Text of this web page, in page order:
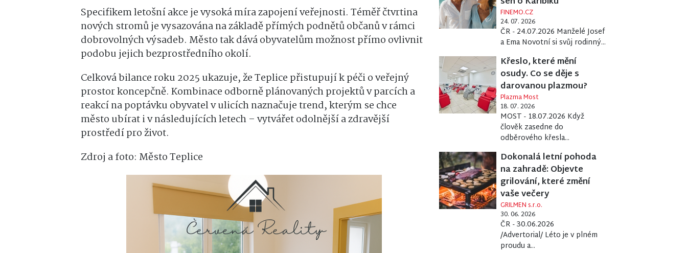
Specifikem letošní akce je vysoká míra zapojení veřejnosti. Téměř čtvrtina
nových stromů je vysazována na základě přímých podnětů občanů v rámci
dobrovolných výsadeb. Město tak dává obyvatelům možnost přímo ovlivnit
podobu jejich bezprostředního okolí.
Celková bilance roku 2025 ukazuje, že Teplice přistupují k péči o veřejný
prostor koncepčně. Kombinace odborně plánovaných projektů v parcích a
reakcí na poptávku obyvatel v ulicích naznačuje trend, kterým se chce
město ubírat i v následujících letech – vytvářet odolnější a zdravější
prostředí pro život.
Zdroj a foto: Město Teplice
FINEMO.CZ
24. 07. 2026
ČR - 24.07.2026 Manželé Josef
a Ema Novotní si svůj rodinný...
Křeslo, které mění
osudy. Co se děje s
darovanou plazmou?
Plazma Most
18. 07. 2026
MOST - 18.07.2026 Když
člověk zasedne do
odběrového křesla...
Dokonalá letní pohoda
na zahradě: Objevte
grilování, které změní
vaše večery
GRILMEN s.r.o.
30. 06. 2026
ČR - 30.06.2026
/Advertorial/ Léto je v plném
proudu a...